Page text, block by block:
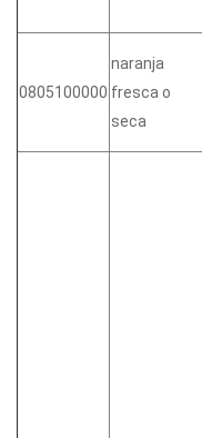
0805100000
naranja
fresca o
seca